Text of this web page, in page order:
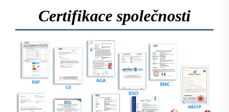
Certifikace společnosti